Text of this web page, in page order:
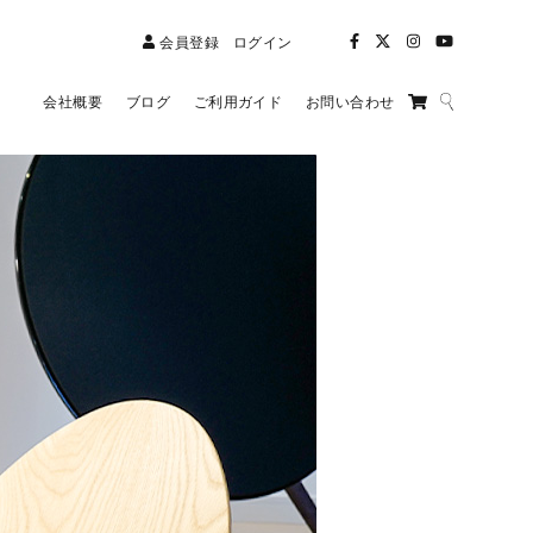
会員登録 ログイン
会社概要 ブログ ご利用ガイド お問い合わせ